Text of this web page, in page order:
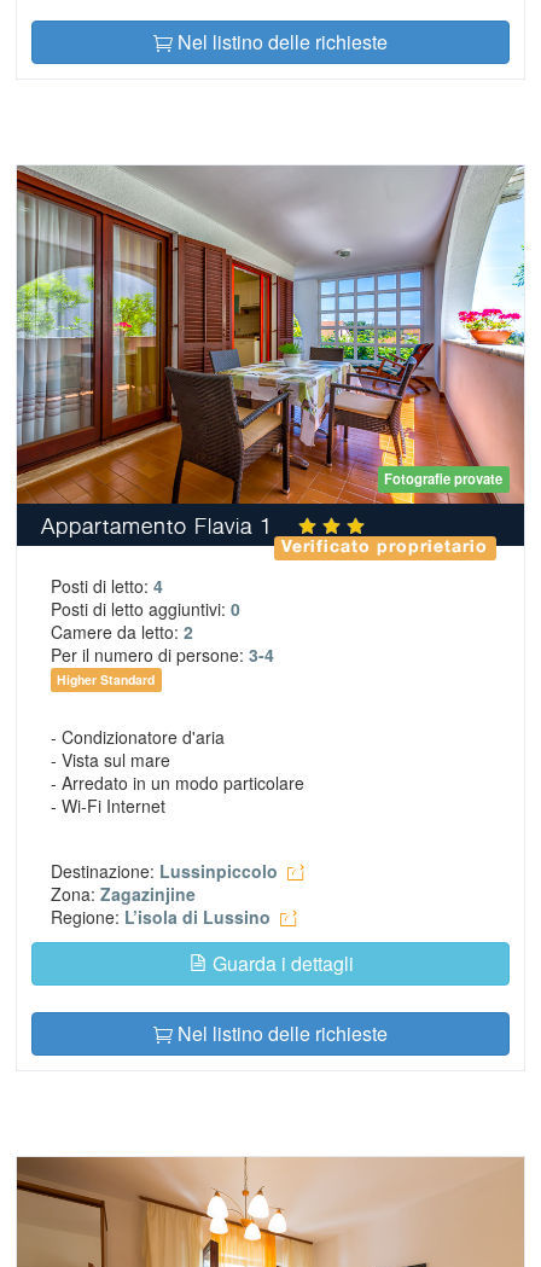
Nel listino delle richieste
Fotografie provate
Appartamento Flavia 1
Verificato proprietario
Posti di letto: 4
Posti di letto aggiuntivi: 0
Camere da letto: 2
Per il numero di persone: 3-4
Higher Standard
- Condizionatore d'aria
- Vista sul mare
- Arredato in un modo particolare
- Wi-Fi Internet
Destinazione: Lussinpiccolo
Zona: Zagazinjine
Regione: L’isola di Lussino
Guarda i dettagli
Nel listino delle richieste